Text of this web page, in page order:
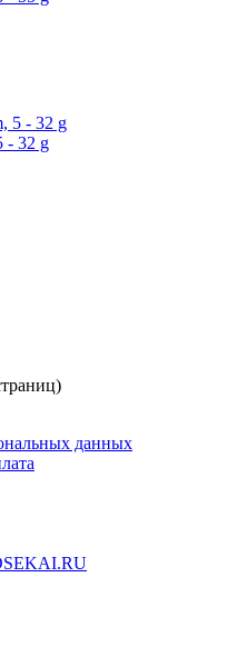
- 32 g
данных